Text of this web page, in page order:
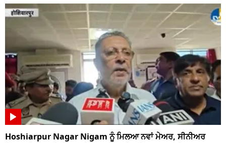
Hoshiarpur Nagar Nigam ਨੂੰ ਮਿਲਆ ਨਵਾਂ ਮੇਅਰ, ਸੀਨੀਅਰ